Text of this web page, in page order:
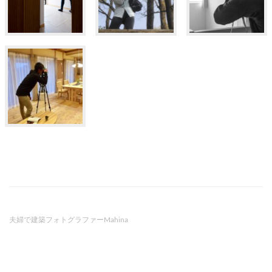
夫婦で建築フォトグラファーMahina